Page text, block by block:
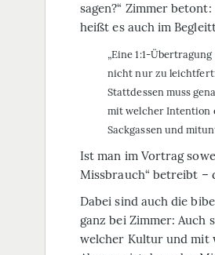
sagen?“ Zimmer
heißt es auch im
„Eine 1:1-
nicht nur zu
Stattdessen muss
mit welcher Intention
Sackgassen und
Ist man im Vortrag
Missbrauch“ betreibt –
Dabei sind auch die
ganz bei Zimmer: Auch
welcher Kultur und mit